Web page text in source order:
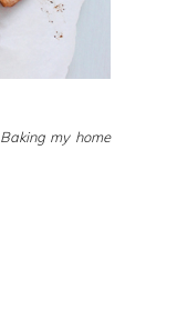
Baking my home